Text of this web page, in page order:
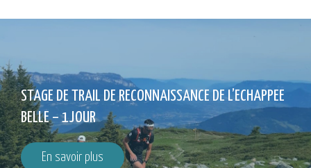
STAGE DE TRAIL DE RECONNAISSANCE DE L’ECHAPPEE
BELLE – 1JOUR
En savoir plus